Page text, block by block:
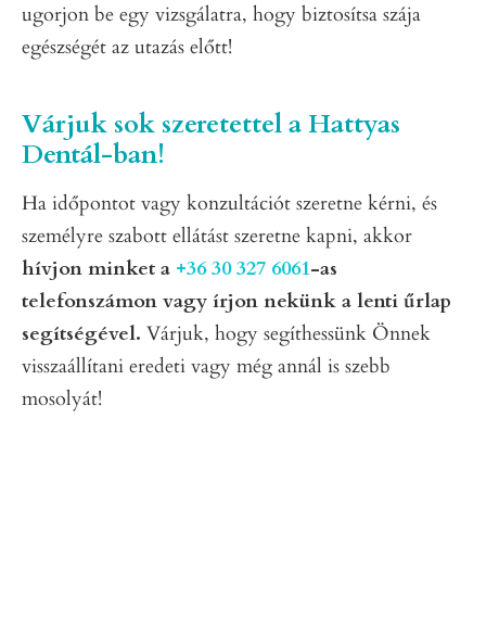
ugorjon be egy vizsgálatra, hogy biztosítsa szája
egészségét az utazás előtt!
Várjuk sok szeretettel a Hattyas
Dentál-ban!
Ha időpontot vagy konzultációt szeretne kérni, és
személyre szabott ellátást szeretne kapni, akkor
hívjon minket a +36 30 327 6061-as
telefonszámon vagy írjon nekünk a lenti űrlap
segítségével. Várjuk, hogy segíthessünk Önnek
visszaállítani eredeti vagy még annál is szebb
mosolyát!